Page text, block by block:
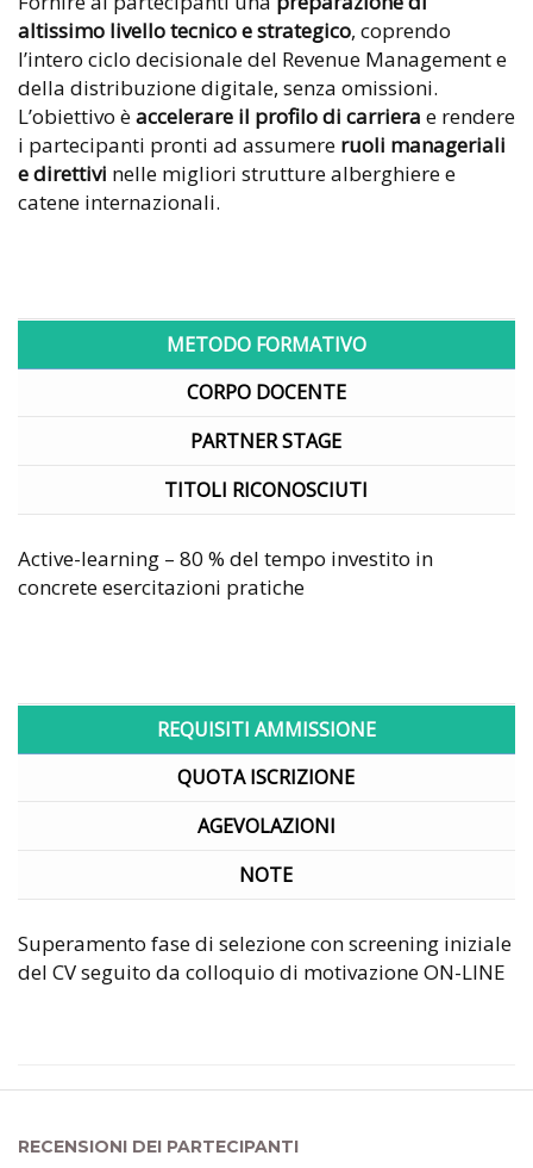
altissimo livello tecnico e strategico, coprendo
l’intero ciclo decisionale del Revenue Management e
della distribuzione digitale, senza omissioni.
L’obiettivo èaccelerare il profilo di carriera e rendere
i partecipanti pronti ad assumere ruoli manageriali
e direttivi nelle migliori strutture alberghiere e
catene internazionali.
METODO FORMATIVO
CORPO DOCENTE
PARTNER STAGE
TITOLI RICONOSCIUTI
Active-learning – 80 % del tempo investito in
concrete esercitazioni pratiche
REQUISITI AMMISSIONE
QUOTA ISCRIZIONE
AGEVOLAZIONI
NOTE
Superamento fase di selezione con screening iniziale
del CV seguito da colloquio di motivazione ON-LINE
RECENSIONI DEI PARTECIPANTI